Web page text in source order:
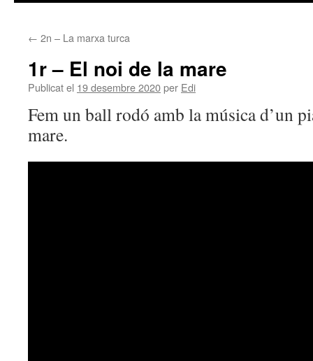
← 2n – La marxa turca
1r – El noi de la mare
Publicat el 19 desembre 2020per Edi
Fem un ball rodó amb la música d’un
mare.